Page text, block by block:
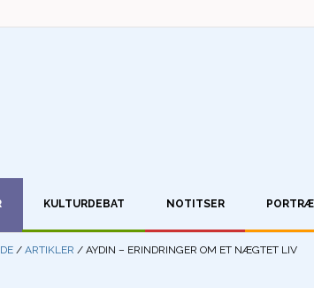
KULTURDEBAT NOTITSER
/ ARTIKLER / AYDIN – ERINDRINGER OM ET NÆGTET LIV